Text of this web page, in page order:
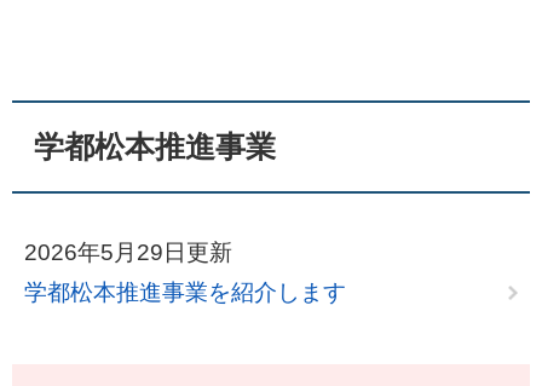
へ
学都松本推進事業
2026年5月29日更新
学都松本推進事業を紹介します